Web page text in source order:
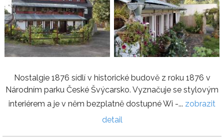
Nostalgie 1876 sídlí v historické budově z roku 1876 v
Národním parku České Švýcarsko. Vyznačuje se stylovým
interiérem a je v něm bezplatně dostupné Wi -... zobrazit
detail